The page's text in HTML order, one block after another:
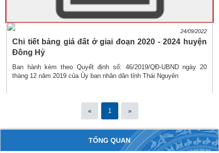
24/09/2022
Chi tiết bảng giá đất ở giai đoạn 2020 - 2024 huyện
Đồng Hỷ
Ban hành kèm theo Quyết định số: 46/2019/QĐ-UBND ngày 20
tháng 12 năm 2019 của Ủy ban nhân dân tỉnh Thái Nguyên
« 1 »
TỔNG QUAN